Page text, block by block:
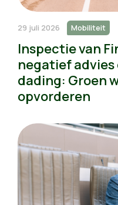
29 juli 2026 Mobiliteit
Inspectie van
negatief advies
dading: Groen
opvorderen